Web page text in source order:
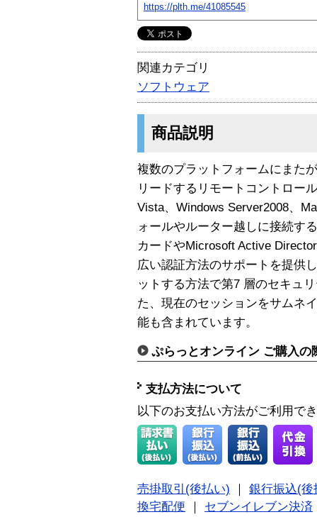
https://plth.me/41085545
関連カテゴリ
ソフトウェア
商品説明
複数のプラットフォームにまた
リードするリモートコントロー
Vista、Windows Server2008、
ォールやルーター越しに接続す
カードやMicrosoft Active
広い認証方法のサポートを提供
ットする方法で第7 層のセキュ
た、現在のセッションをサムネ
能も含まれています。
ぷらっとオンライン ご購入の
支払方法について
以下のお支払い方法がご利用で
売掛取引(後払い)
銀行振込(後
換宅配便
セブンイレブン決済